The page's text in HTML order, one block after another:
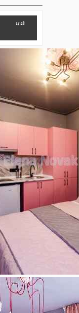
17:28